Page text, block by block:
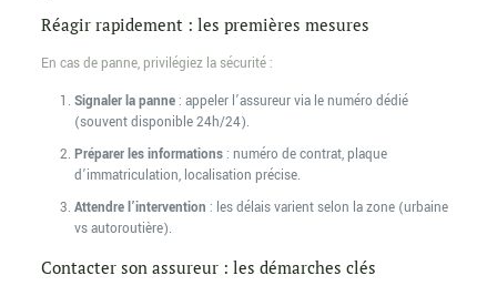
Réagir rapidement : les premières mesures
En cas de panne, privilégiez la sécurité :
Signaler la panne: appeler l’assureur via le numéro dédié
(souvent disponible 24h/24).
Préparer les informations: numéro de contrat, plaque
d’immatriculation, localisation précise.
Attendre l’intervention : les délais varient selon la zone (urbaine
vs autoroutière).
Contacter son assureur : les démarches clés